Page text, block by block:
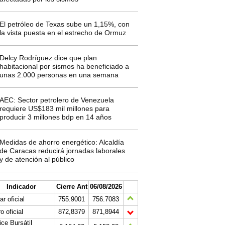
El petróleo de Texas sube un 1,15%, con
la vista puesta en el estrecho de Ormuz
Delcy Rodríguez dice que plan
habitacional por sismos ha beneficiado a
unas 2.000 personas en una semana
AEC: Sector petrolero de Venezuela
requiere US$183 mil millones para
producir 3 millones bdp en 14 años
Medidas de ahorro energético: Alcaldía
de Caracas reducirá jornadas laborales
y de atención al público
Indicador Cierre Ant 06/08/2026
oficial
755.9001
756.7083
oficial
872,8379
871,8944
Bursátil